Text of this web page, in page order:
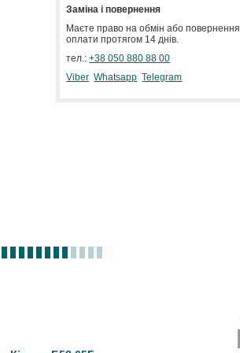
Заміна і повернення
Маєте право на обмін або повернення
оплати протягом 14 днів.
тел.:+38 050 880 88 00
Viber Whatsapp Telegram